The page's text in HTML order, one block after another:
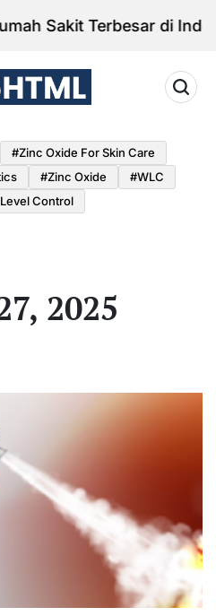
Sakit Terbesar di
#Zinc Oxide For Skin Care
#Zinc Oxide
#WLC
Control
2025